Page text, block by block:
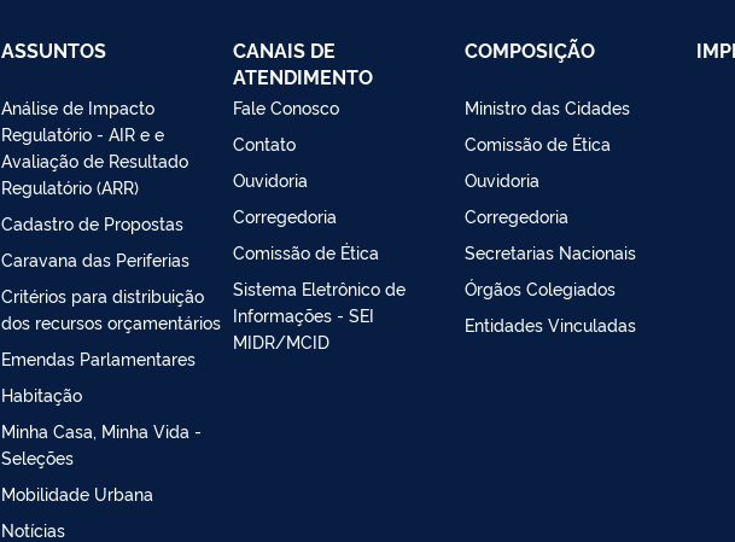
ASSUNTOS
Análise de Impacto
Regulatório - AIR e e
Avaliação de Resultado
Regulatório (ARR)
Cadastro de Propostas
Caravana das Periferias
Critérios para distribuição
dos recursos orçamentários
Emendas Parlamentares
Habitação
Minha Casa, Minha Vida -
Seleções
Mobilidade Urbana
Notícias
CANAIS DE
ATENDIMENTO
Fale Conosco
Contato
Ouvidoria
Corregedoria
Comissão de Ética
Sistema Eletrônico de
Informações - SEI
MIDR/MCID
COMPOSIÇÃO
Ministro das Cidades
Comissão de Ética
Ouvidoria
Corregedoria
Secretarias Nacionais
Órgãos Colegiados
Entidades Vinculadas